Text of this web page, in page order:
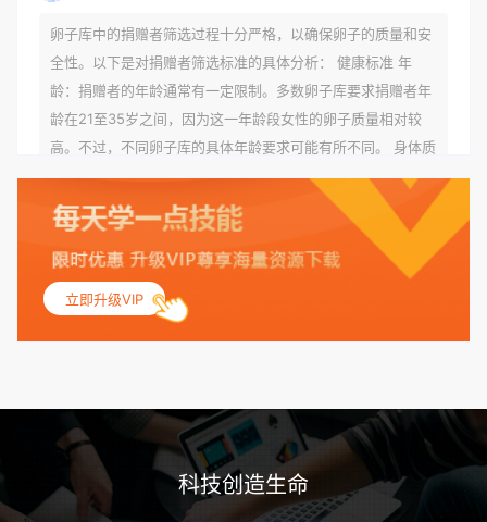
卵子库中的捐赠者筛选过程十分严格，以确保卵子的质量和安
全性。以下是对捐赠者筛选标准的具体分析： 健康标准 年
龄：捐赠者的年龄通常有一定限制。多数卵子库要求捐赠者年
龄在21至35岁之间，因为这一年龄段女性的卵子质量相对较
高。不过，不同卵子库的具体年龄要求可能有所不同。 身体质
量指数（BMI）：捐赠者的BMI通常需要在正常范围内，以确
保其身体健康状况良好。过高的BMI可能与多种健康问题相关
联，包括不孕症和妊娠并发症。 生殖健康：捐赠者需要有规律
的月经期，无生殖障碍或异常问题。此外，还需要进行详细的
妇科检查，以确保其生殖系统的健康。 遗传病史与家族病史：
捐赠者及其家庭成员需要无严重的遗传病史、精神病史和传染
病史。这通常需要通过基因检测、家族史调查和医疗记录审查
带任何可传染给受卵者的病原体。 药物与生活习惯：捐赠者需
要是非尼古丁使用者、非吸烟者、非吸毒者，并且未使用可能
影响卵子质量的药物，如某些精神药物和避孕植入物。 学历与
心理标准 学历要求：部分卵子库对捐赠者的学历有一定要求，
立即升级VIP
科技创造生命